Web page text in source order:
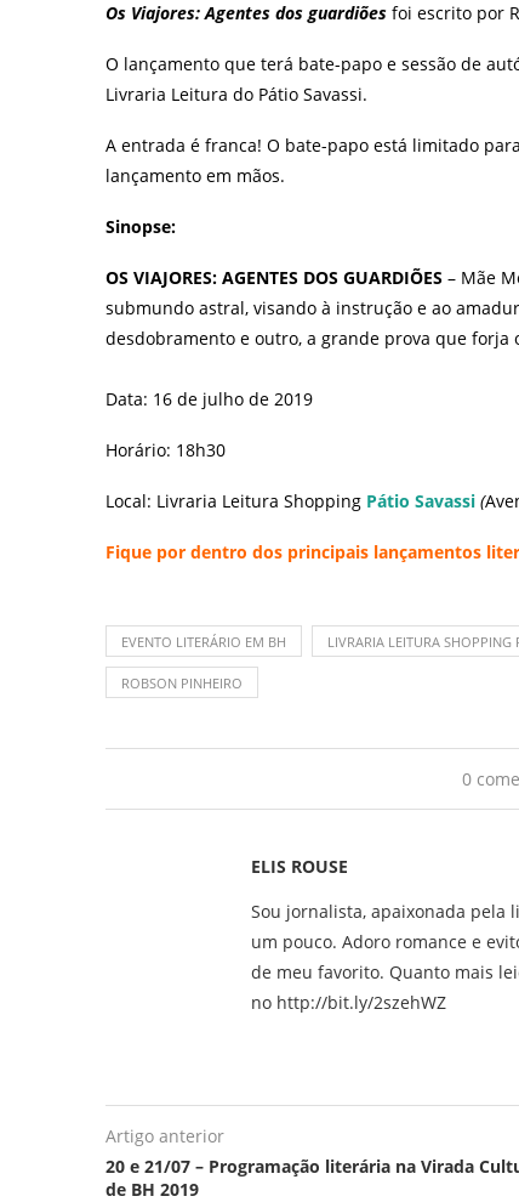
Os Viajores: Agentes dos guardiões foi escrito por
O lançamento que terá bate-papo e sessão de
Livraria Leitura do Pátio Savassi.
A entrada é franca! O bate-papo está limitado
lançamento em mãos.
Sinopse:
OS VIAJORES: AGENTES DOS GUARDIÕES – Mãe
submundo astral, visando à instrução e ao
desdobramento e outro, a grande prova que
Data: 16 de julho de 2019
Horário: 18h30
Local: Livraria Leitura Shopping Pátio Savassi (
Fique por dentro dos principais lançamentos
EVENTO LITERÁRIO EM BH LIVRARIA LEITURA SHOPPING
ROBSON PINHEIRO
0
ELIS ROUSE
Sou jornalista, apaixonada
um pouco. Adoro romance e
de meu favorito. Quanto mais
no http://bit.ly/2szehWZ
Artigo anterior
20 e 21/07 – Programação literária na Virada
de BH 2019